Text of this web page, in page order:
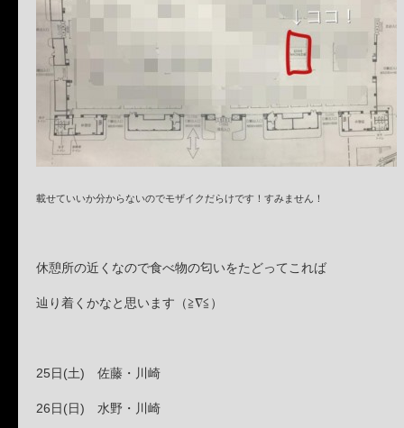
載せていいか分からないのでモザイクだらけです！すみません！
休憩所の近くなので食べ物の匂いをたどってこれば
辿り着くかなと思います（≧∇≦）
25日(土) 佐藤・川崎
26日(日) 水野・川崎